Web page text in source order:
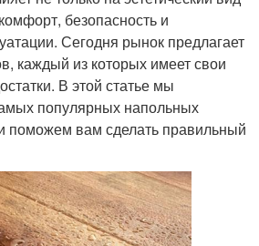
безопасность и
Сегодня рынок предлагает
каждый из которых имеет свои
В этой статье мы
популярных напольных
поможем вам сделать правильный